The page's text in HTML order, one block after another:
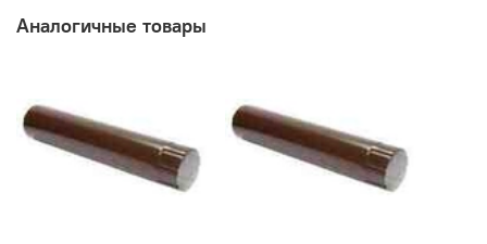
Аналогичные товары